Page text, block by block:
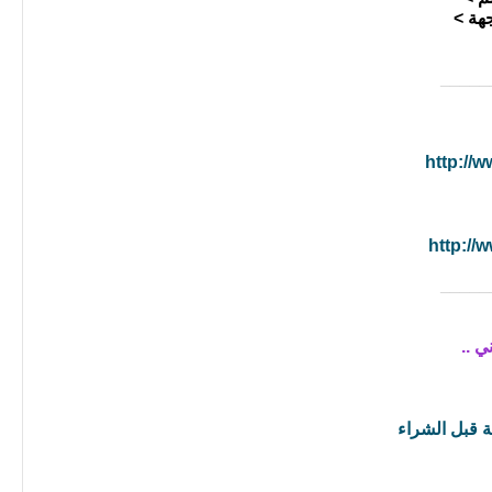
>
http://
http://
..
قبل الشراء